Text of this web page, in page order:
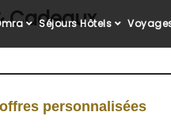
Séjours Hôtels
Cadeaux
personnalisées